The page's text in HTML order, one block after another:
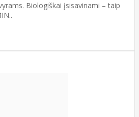
Biologiškai įsisavinami – taip